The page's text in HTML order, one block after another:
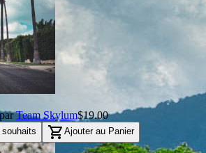
par Team Skylum$19.00
shopping_cart Ajouter au Panier